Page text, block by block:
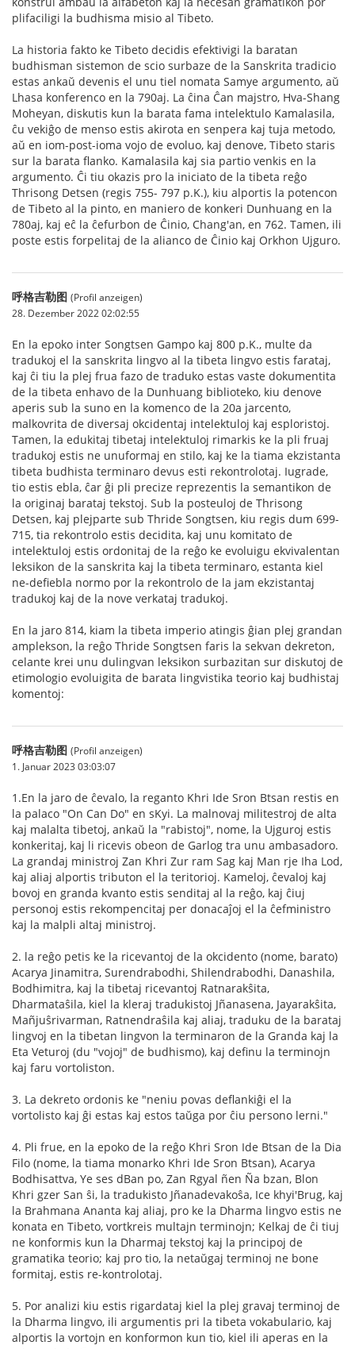
plifaciligi la budhisma misio al Tibeto.
La historia fakto ke Tibeto decidis efektivigi la baratan
budhisman sistemon de scio surbaze de la Sanskrita tradicio
estas ankaŭ devenis el unu tiel nomata Samye argumento, aŭ
Lhasa konferenco en la 790aj. La ĉina Ĉan majstro, Hva-Shang
Moheyan, diskutis kun la barata fama intelektulo Kamalasila,
ĉu vekiĝo de menso estis akirota en senpera kaj tuja metodo,
aŭ en iom-post-ioma vojo de evoluo, kaj denove, Tibeto staris
sur la barata flanko. Kamalasila kaj sia partio venkis en la
argumento. Ĉi tiu okazis pro la iniciato de la tibeta reĝo
Thrisong Detsen (regis 755- 797 p.K.), kiu alportis la potencon
de Tibeto al la pinto, en maniero de konkeri Dunhuang en la
780aj, kaj eĉ la ĉefurbon de Ĉinio, Chang'an, en 762. Tamen, ili
poste estis forpelitaj de la alianco de Ĉinio kaj Orkhon Ujguro.
呼格吉勒图 (Profil anzeigen)
28. Dezember 2022 02:02:55
En la epoko inter Songtsen Gampo kaj 800 p.K., multe da
tradukoj el la sanskrita lingvo al la tibeta lingvo estis farataj,
kaj ĉi tiu la plej frua fazo de traduko estas vaste dokumentita
de la tibeta enhavo de la Dunhuang biblioteko, kiu denove
aperis sub la suno en la komenco de la 20a jarcento,
malkovrita de diversaj okcidentaj intelektuloj kaj esploristoj.
Tamen, la edukitaj tibetaj intelektuloj rimarkis ke la pli fruaj
tradukoj estis ne unuformaj en stilo, kaj ke la tiama ekzistanta
tibeta budhista terminaro devus esti rekontrolotaj. Iugrade,
tio estis ebla, ĉar ĝi pli precize reprezentis la semantikon de
la originaj barataj tekstoj. Sub la posteuloj de Thrisong
Detsen, kaj plejparte sub Thride Songtsen, kiu regis dum 699-
715, tia rekontrolo estis decidita, kaj unu komitato de
intelektuloj estis ordonitaj de la reĝo ke evoluigu ekvivalentan
leksikon de la sanskrita kaj la tibeta terminaro, estanta kiel
ne-defiebla normo por la rekontrolo de la jam ekzistantaj
tradukoj kaj de la nove verkataj tradukoj.
En la jaro 814, kiam la tibeta imperio atingis ĝian plej grandan
amplekson, la reĝo Thride Songtsen faris la sekvan dekreton,
celante krei unu dulingvan leksikon surbazitan sur diskutoj de
etimologio evoluigita de barata lingvistika teorio kaj budhistaj
komentoj:
呼格吉勒图 (Profil anzeigen)
1. Januar 2023 03:03:07
1.En la jaro de ĉevalo, la reganto Khri Ide Sron Btsan restis en
la palaco "On Can Do" en sKyi. La malnovaj militestroj de alta
kaj malalta tibetoj, ankaŭ la "rabistoj", nome, la Ujguroj estis
konkeritaj, kaj li ricevis obeon de Garlog tra unu ambasadoro.
La grandaj ministroj Zan Khri Zur ram Sag kaj Man rje Iha Lod,
kaj aliaj alportis tributon el la teritorioj. Kameloj, ĉevaloj kaj
bovoj en granda kvanto estis senditaj al la reĝo, kaj ĉiuj
personoj estis rekompencitaj per donacaĵoj el la ĉefministro
kaj la malpli altaj ministroj.
2. la reĝo petis ke la ricevantoj de la okcidento (nome, barato)
Acarya Jinamitra, Surendrabodhi, Shilendrabodhi, Danashila,
Bodhimitra, kaj la tibetaj ricevantoj Ratnarakŝita,
Dharmataŝila, kiel la kleraj tradukistoj Jñanasena, Jayarakŝita,
Mañjuŝrivarman, Ratnendraŝila kaj aliaj, traduku de la barataj
lingvoj en la tibetan lingvon la terminaron de la Granda kaj la
Eta Veturoj (du "vojoj" de budhismo), kaj definu la terminojn
kaj faru vortoliston.
3. La dekreto ordonis ke "neniu povas deflankiĝi el la
vortolisto kaj ĝi estas kaj estos taŭga por ĉiu persono lerni."
4. Pli frue, en la epoko de la reĝo Khri Sron Ide Btsan de la Dia
Filo (nome, la tiama monarko Khri Ide Sron Btsan), Acarya
Bodhisattva, Ye ses dBan po, Zan Rgyal ñen Ña bzan, Blon
Khri gzer San ŝi, la tradukisto Jñanadevakoŝa, Ice khyi'Brug, kaj
la Brahmana Ananta kaj aliaj, pro ke la Dharma lingvo estis ne
konata en Tibeto, vortkreis multajn terminojn; Kelkaj de ĉi tiuj
ne konformis kun la Dharmaj tekstoj kaj la principoj de
gramatika teorio; kaj pro tio, la netaŭgaj terminoj ne bone
formitaj, estis re-kontrolotaj.
5. Por analizi kiu estis rigardataj kiel la plej gravaj terminoj de
la Dharma lingvo, ili argumentis pri la tibeta vokabulario, kaj
alportis la vortojn en konformon kun tio, kiel ili aperas en la